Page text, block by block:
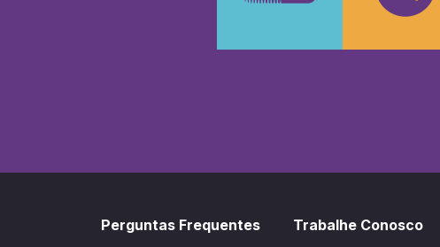
Perguntas Frequentes Trabalhe Conosco